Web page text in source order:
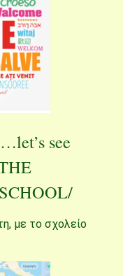
see
με το σχολείο